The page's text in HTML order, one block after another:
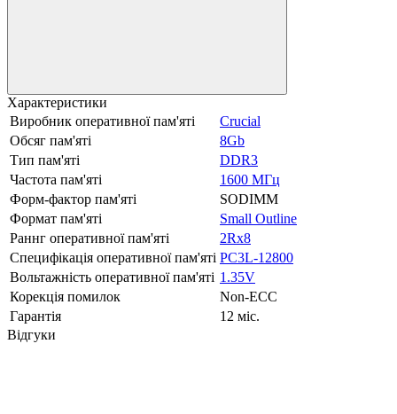
Характеристики
Виробник оперативної пам'яті
Crucial
Обсяг пам'яті
8Gb
Тип пам'яті
DDR3
Частота пам'яті
1600 МГц
Форм-фактор пам'яті
SODIMM
Формат пам'яті
Small Outline
Раннг оперативної пам'яті
2Rx8
Специфікація оперативної пам'яті PC3L-12800
Вольтажність оперативної пам'яті 1.35V
Корекція помилок
Non-ECC
Гарантія
12 міс.
Відгуки